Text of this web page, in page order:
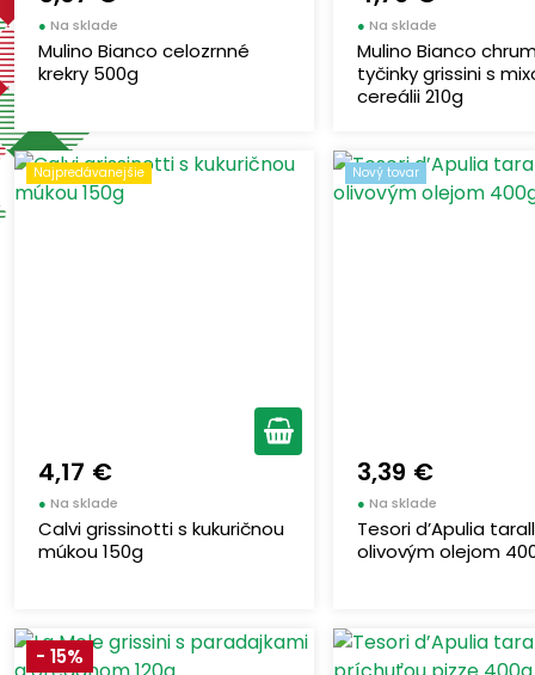
● Na sklade
Mulino Bianco celozrnné
krekry 500g
●Na sklade
Mulino Bianco
tyčinky grissini s
cereálii 210g
Najpredávanejšie
4,17 €
● Na sklade
Calvi grissinotti s kukuričnou
múkou 150g
Nový tovar
3,39 €
●Na sklade
Tesori d’Apulia
olivovým olejom
- 15%